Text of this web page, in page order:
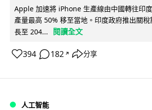
Apple 加速將 iPhone 生產線由中國轉往印
產量最高 50% 移至當地。印度政府推出關
長至 204...
閱讀全文
394 182 ↗ 分享
人工智能